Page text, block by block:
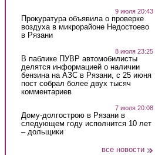
9 июля 20:43
Прокуратура объявила о проверке
воздуха в микрорайоне Недостоево
в Рязани
8 июля 23:25
В паблике ПУВР автомобилисты
делятся информацией о наличии
бензина на АЗС в Рязани, с 25 июня
пост собрал более двух тысяч
комментариев
7 июля 20:08
Дому-долгострою в Рязани в
следующем году исполнится 10 лет
– дольщики
все новости